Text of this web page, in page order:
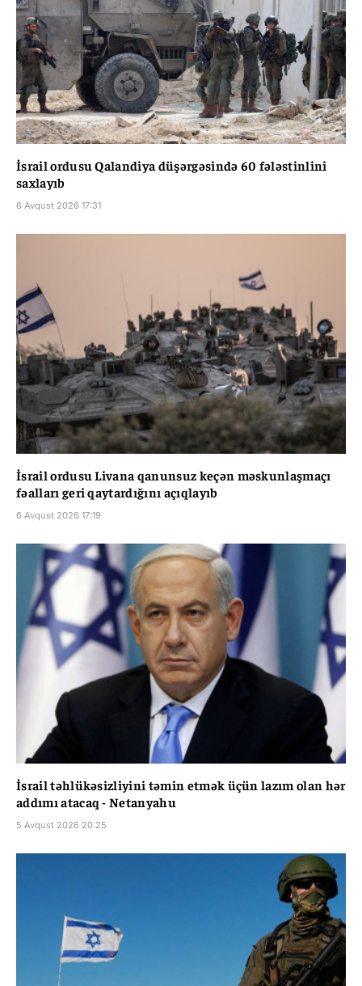
İsrail ordusu Qalandiya düşərgəsində 60 fələstinlini
saxlayıb
6 Avqust 2026 17:31
İsrail ordusu Livana qanunsuz keçən məskunlaşmaçı
fəalları geri qaytardığını açıqlayıb
6 Avqust 2026 17:19
İsrail təhlükəsizliyini təmin etmək üçün lazım olan hər
addımı atacaq - Netanyahu
5 Avqust 2026 20:25